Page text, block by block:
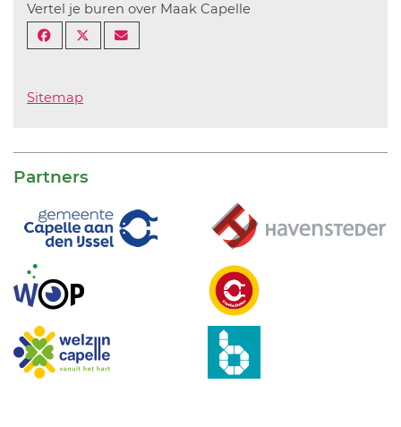
Vertel je buren over Maak Capelle
Sitemap
Partners